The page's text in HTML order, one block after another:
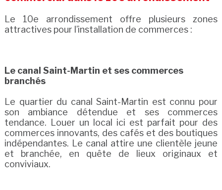
Le 10e arrondissement offre plusieurs zones
attractives pour l’installation de commerces :
Le canal Saint-Martin et ses commerces
branchés
Le quartier du canal Saint-Martin est connu pour
son ambiance détendue et ses commerces
tendance. Louer un local ici est parfait pour des
commerces innovants, des cafés et des boutiques
indépendantes. Le canal attire une clientèle jeune
et branchée, en quête de lieux originaux et
conviviaux.